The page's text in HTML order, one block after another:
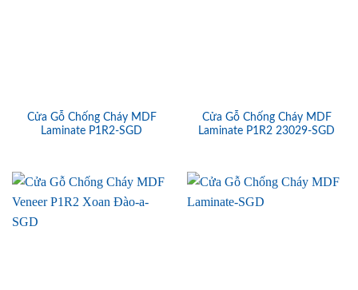
Cửa Gỗ Chống Cháy MDF
Laminate P1R2-SGD
Cửa Gỗ Chống Cháy MDF
Laminate P1R2 23029-SGD